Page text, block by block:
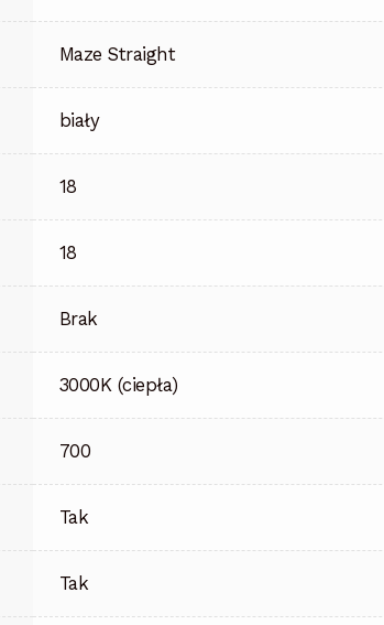
Maze Straight
biały
18
18
Brak
3000K (ciepła)
700
Tak
Tak